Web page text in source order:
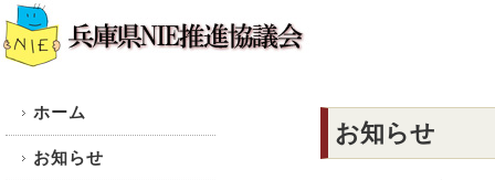
ホーム
お知らせ
お知らせ